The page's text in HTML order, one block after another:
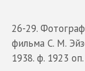
26-29.
фильма С. М.
1938. ф. 1923